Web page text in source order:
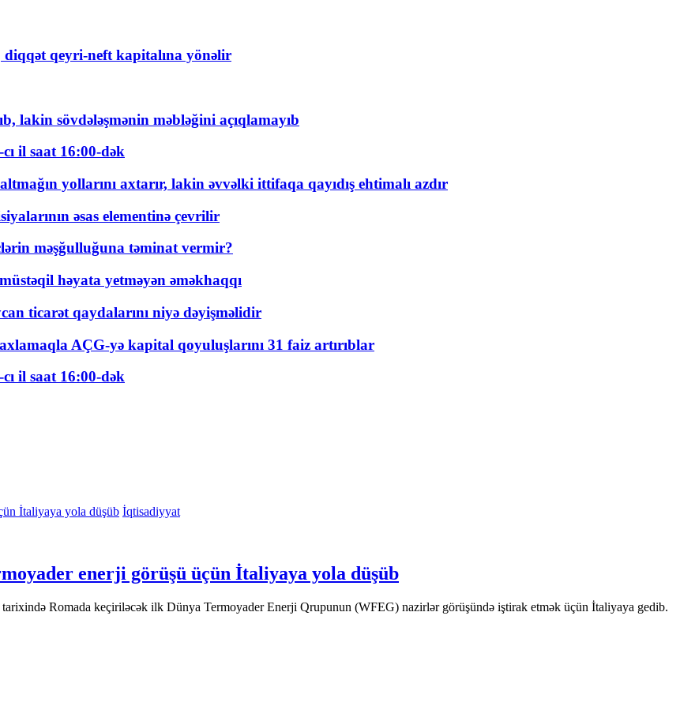
qeyri-neft kapitalına yönəlir
lakin sövdələşmənin məbləğini açıqlamayıb
il saat 16:00-dək
yollarını axtarır, lakin əvvəlki ittifaqa qayıdış ehtimalı azdır
əsas elementinə çevrilir
məşğulluğuna təminat vermir?
həyata yetməyən əməkhaqqı
ticarət qaydalarını niyə dəyişməlidir
AÇG-yə kapital qoyuluşlarını 31 faiz artırıblar
il saat 16:00-dək
İqtisadiyyat
enerji görüşü üçün İtaliyaya yola düşüb
Romada keçiriləcək ilk Dünya Termoyader Enerji Qrupunun (WFEG) nazirlər görüşündə iştirak etmək üçün İtaliyaya gedib.